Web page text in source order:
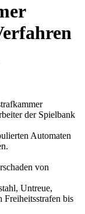
der Spielbank
Automaten
von
Untreue,
Freiheitsstrafen bis